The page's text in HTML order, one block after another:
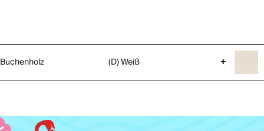
Buchenholz (D) Weiß +